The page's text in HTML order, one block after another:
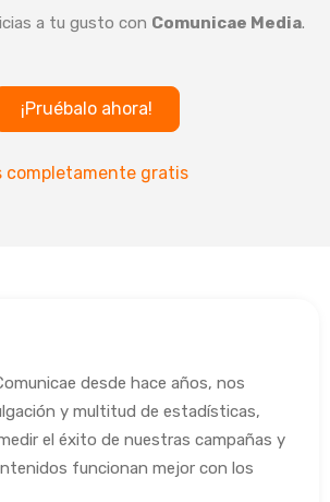
a tu gusto con Comunicae Media.
¡Pruébalo ahora!
completamente gratis
desde hace años, nos
y multitud de estadísticas,
el éxito de nuestras campañas y
funcionan mejor con los